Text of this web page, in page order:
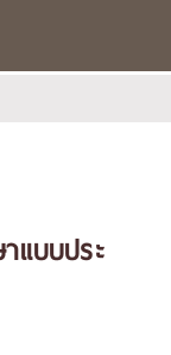
แบบประ